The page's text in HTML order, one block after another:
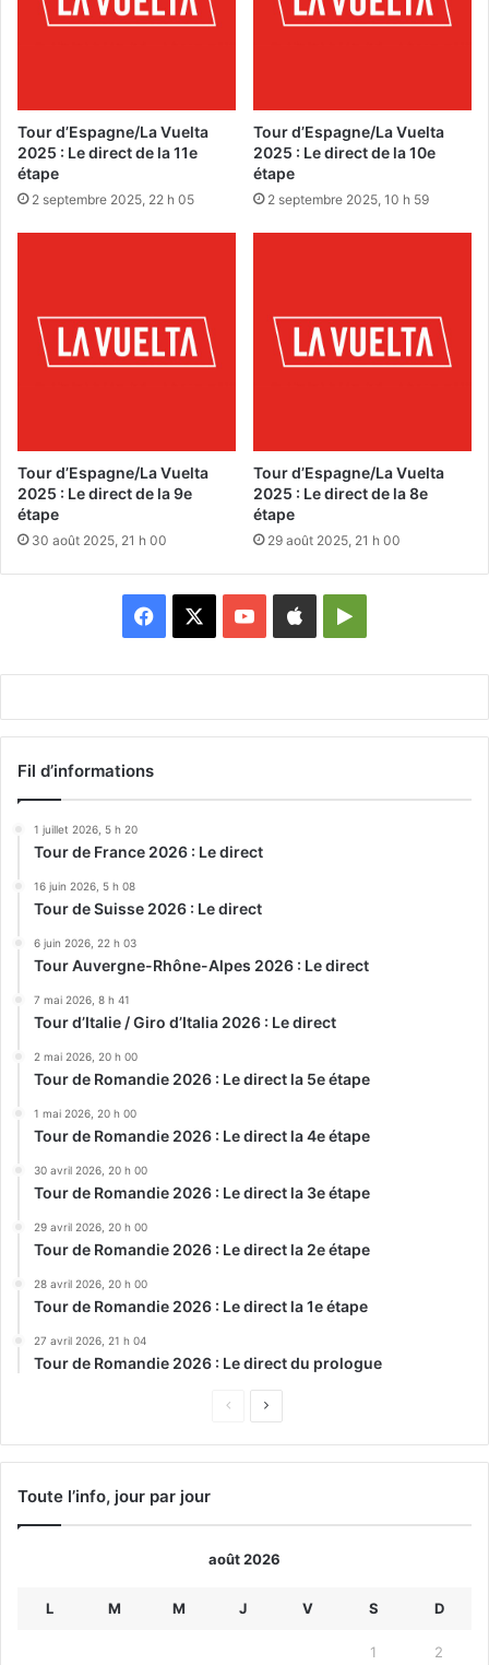
Tour d’Espagne/La Vuelta
2025 : Le direct de la 11e
étape
2 septembre 2025, 22 h 05
Tour d’Espagne/La Vuelta
2025 : Le direct de la 10e
étape
2 septembre 2025, 10 h 59
Tour d’Espagne/La Vuelta
2025 : Le direct de la 9e
étape
30 août 2025, 21 h 00
Tour d’Espagne/La Vuelta
2025 : Le direct de la 8e
étape
29 août 2025, 21 h 00
Facebook YouTubeAppleGoogle
Fil d’informations
1 juillet 2026, 5 h 20
Tour de France 2026 : Le direct
16 juin 2026, 5 h 08
Tour de Suisse 2026 : Le direct
6 juin 2026, 22 h 03
Tour Auvergne-Rhône-Alpes 2026 : Le direct
7 mai 2026, 8 h 41
Tour d’Italie / Giro d’Italia 2026 : Le direct
2 mai 2026, 20 h 00
Tour de Romandie 2026 : Le direct la 5e étape
1 mai 2026, 20 h 00
Tour de Romandie 2026 : Le direct la 4e étape
30 avril 2026, 20 h 00
Tour de Romandie 2026 : Le direct la 3e étape
29 avril 2026, 20 h 00
Tour de Romandie 2026 : Le direct la 2e étape
28 avril 2026, 20 h 00
Tour de Romandie 2026 : Le direct la 1e étape
27 avril 2026, 21 h 04
Tour de Romandie 2026 : Le direct du prologue
Page
Page
Toute l’info, jour par jour
août 2026
L M M J V S D
1 2